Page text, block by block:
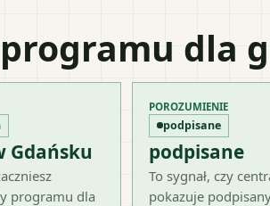
dla
Gdańsku
programu dla
POROZUMIENIE
podpisane
podpisane
To sygnał, czy
pokazuje